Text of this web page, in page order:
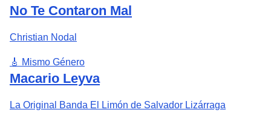
No Te Contaron Mal
Christian Nodal
🎸 Mismo Género
Macario Leyva
La Original Banda El Limón de Salvador Lizárraga